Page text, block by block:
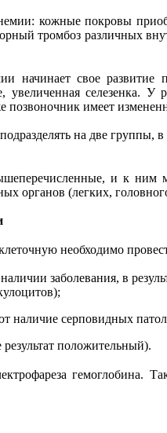
кожные покровы
тромбоз различных
начинает свое
увеличенная
позвоночник имеет
на две
и к ним
органов (легких,
необходимо
заболевания, в
наличие серповидных
положительный).
гемоглобина.